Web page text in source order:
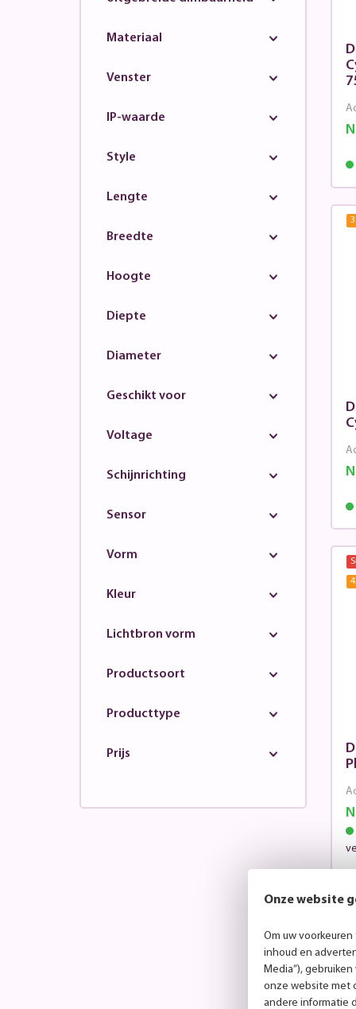
Materiaal
Venster
IP-waarde
Style
Lengte
Breedte
Hoogte
Diepte
Diameter
Geschikt voor
Voltage
Schijnrichting
Sensor
Vorm
Kleur
Lichtbron vorm
Productsoort
Producttype
Prijs
Onze website
Om uw
inhoud en
Media”),
onze website met
andere informatie